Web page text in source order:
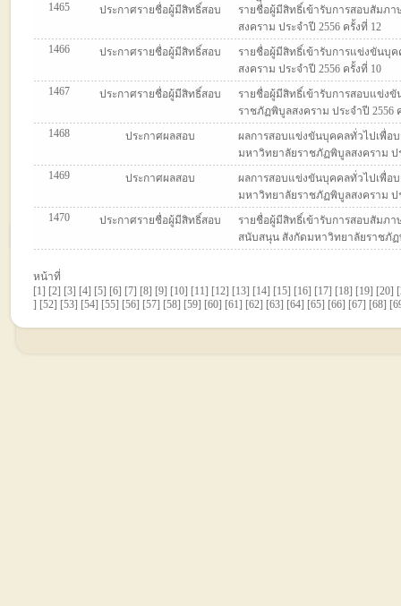
1465
ประกาศรายชื่อผู้มีสิทธิ์สอบ
รายชื่ีอผู้มีสิทธิ์เข้ารับการสอบสัมภ
สงคราม ประจำปี 2556 ครั้งที่ 12
1466
ประกาศรายชื่อผู้มีสิทธิ์สอบ
รายชื่อผู้มีสิทธิ์เข้ารับการแข่งขันบุ
สงคราม ประจำปี 2556 ครั้งที่ 10
1467
ประกาศรายชื่อผู้มีสิทธิ์สอบ
รายชื่อผู้มีสิทธิ์เข้ารับการสอบแข่ง
ราชภัฏพิบูลสงคราม ประจำปี 2556
1468
ประกาศผลสอบ
ผลการสอบแข่งขันบุคคลทั่วไปเพื่อ
มหาวิทยาลัยราชภัฏพิบูลสงคราม ป
1469
ประกาศผลสอบ
ผลการสอบแข่งขันบุคคลทั่วไปเพื่อ
มหาวิทยาลัยราชภัฏพิบูลสงคราม ป
1470
ประกาศรายชื่อผู้มีสิทธิ์สอบ
รายชื่อผู้มีสิทธิ์เข้ารับการสอบสัมภ
สนับสนุน สังกัดมหาวิทยาลัยราชภัฏ
หน้าที่
[1] [2] [3] [4] [5] [6] [7] [8] [9] [10] [11] [12] [13] [14] [15] [16] [17] [18] [19] [20] [
] [52] [53] [54] [55] [56] [57] [58] [59] [60] [61] [62] [63] [64] [65] [66] [67] [68] [